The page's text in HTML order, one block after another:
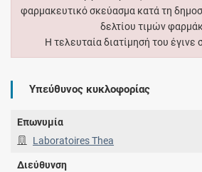
φαρμακευτικό σκεύασμα κατά τη
δελτίου τιμών
Η τελευταία διατίμησή του
Υπεύθυνος κυκλοφορίας
Επωνυμία
Laboratoires Thea
Διεύθυνση